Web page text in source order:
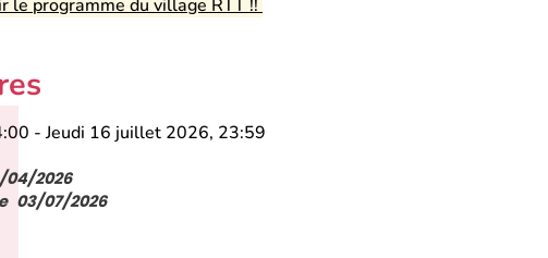
le programme du village RTT !!
-Jeudi 16 juillet 2026, 23:59
04/2026
03/07/2026